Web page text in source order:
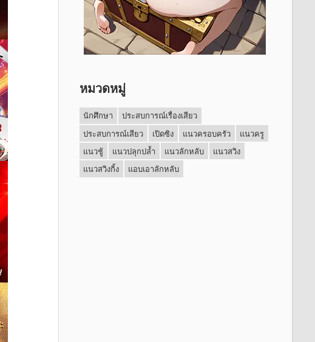
หมวดหมู่
นักศึกษา
ประสบการณ์เรื่องเสียว
ประสบการณ์เสียว
เปิดซิง แนวครอบครัว
แนวครู
แนวชู้
แนวปลุกปล้ำ แนวลักหลับ
แนวสวิง
แนวสวิงกิ้ง
แอบเอาลักหลับ